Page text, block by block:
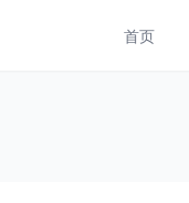
首页